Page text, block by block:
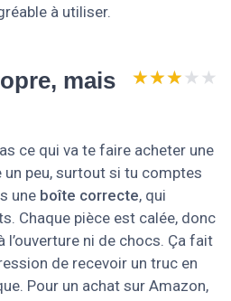
à utiliser.
mais
★★★★★
★★★★★
ce qui va te faire acheter une
un peu, surtout si tu comptes
une boîte correcte, qui
Chaque pièce est calée, donc
l’ouverture ni de chocs. Ça fait
de recevoir un truc en
Pour un achat sur Amazon,